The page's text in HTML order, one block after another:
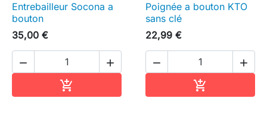
Entrebailleur Socona a
bouton
35,00 €
 

Poignée a bouton KTO
sans clé
22,99 €
 
